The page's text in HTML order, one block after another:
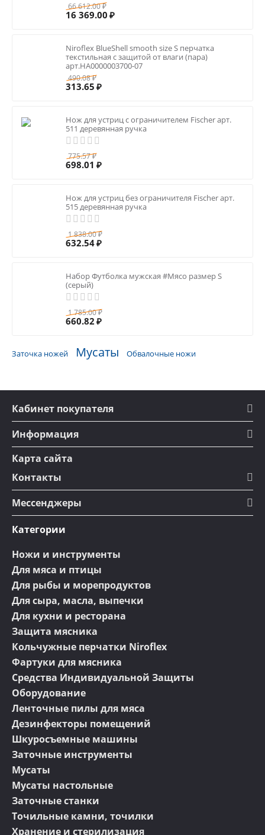
66 612.00 ₽
16 369.00 ₽
Niroflex BlueShell smooth size S перчатка
текстильная с защитой от влаги (пара)
арт.HA0000003700-07
490.08 ₽
313.65 ₽
Нож для устриц с ограничителем Fisсher арт.
511 деревянная ручка
775.57 ₽
698.01 ₽
Нож для устриц без ограничителя Fisсher арт.
515 деревянная ручка
1 838.00 ₽
632.54₽
Набор Футболка мужская #Мясо размер S
(серый)
1 785.00 ₽
660.82 ₽
Заточка ножей Мусаты Обвалочные ножи
Кабинет покупателя
Информация
Карта сайта
Контакты
Мессенджеры
Категории
Ножи и инструменты
Для мяса и птицы
Для рыбы и морепродуктов
Для сыра, масла, выпечки
Для кухни и ресторана
Защита мясника
Кольчужные перчатки Niroflex
Фартуки для мясника
Средства Индивидуальной Защиты
Оборудование
Ленточные пилы для мяса
Дезинфекторы помещений
Шкуросъемные машины
Заточные инструменты
Мусаты
Мусаты настольные
Заточные станки
Точильные камни, точилки
Хранение и стерилизация